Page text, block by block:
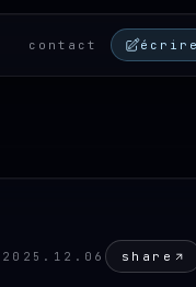
contact
2025.12.06 share